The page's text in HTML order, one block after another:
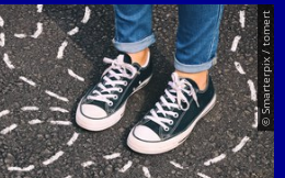
© Smarterpix / tomert